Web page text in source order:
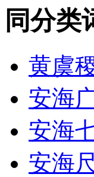
同分类
黄虞
安海
安海
安海